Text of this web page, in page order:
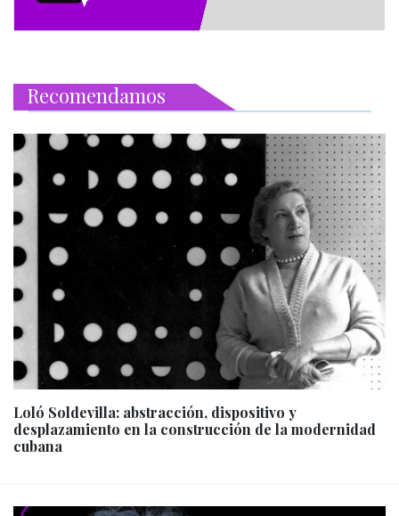
Recomendamos
Loló Soldevilla: abstracción, dispositivo y
desplazamiento en la construcción de la modernidad
cubana